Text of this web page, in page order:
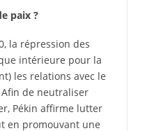
paix ?
la répression des
intérieure pour la
les relations avec le
de neutraliser
Pékin affirme lutter
en promouvant une